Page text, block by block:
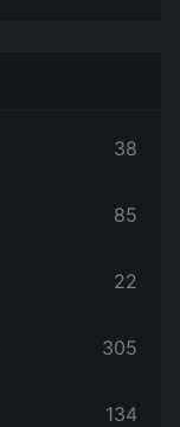
38
85
22
305
134